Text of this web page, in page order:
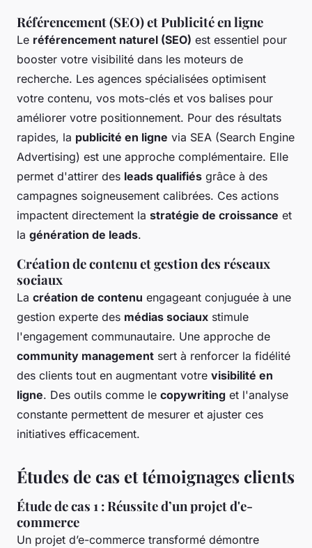
Référencement (SEO) et Publicité en ligne
Le référencement naturel (SEO) est essentiel pour
booster votre visibilité dans les moteurs de
recherche. Les agences spécialisées optimisent
votre contenu, vos mots-clés et vos balises pour
améliorer votre positionnement. Pour des résultats
rapides, la publicité en ligne via SEA (Search Engine
Advertising) est une approche complémentaire. Elle
permet d'attirer des leads qualifiés grâce à des
campagnes soigneusement calibrées. Ces actions
impactent directement la stratégie de croissance et
la génération de leads.
Création de contenu et gestion des réseaux
sociaux
La création de contenu engageant conjuguée à une
gestion experte des médias sociaux stimule
l'engagement communautaire. Une approche de
community management sert à renforcer la fidélité
des clients tout en augmentant votre visibilité en
ligne. Des outils comme le copywriting et l'analyse
constante permettent de mesurer et ajuster ces
initiatives efficacement.
Études de cas et témoignages clients
Étude de cas 1 : Réussite d’un projet d'e-
commerce
Un projet d’e-commerce transformé démontre